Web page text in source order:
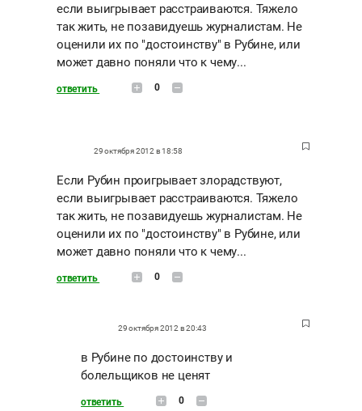
если выигрывает расстраиваются. Тяжело
так жить, не позавидуешь журналистам. Не
оценили их по "достоинству" в Рубине, или
может давно поняли что к чему...
ответить 0
29 октября 2012 в 18:58
Если Рубин проигрывает злорадствуют,
если выигрывает расстраиваются. Тяжело
так жить, не позавидуешь журналистам. Не
оценили их по "достоинству" в Рубине, или
может давно поняли что к чему...
ответить 0
29 октября 2012 в 20:43
в Рубине по достоинству и
болельщиков не ценят
ответить 0